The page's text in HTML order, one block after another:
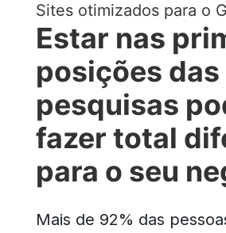
Sites otimizados para o
Estar nas
posições das
pesquisas
fazer total
para o seu
Mais de 92% das